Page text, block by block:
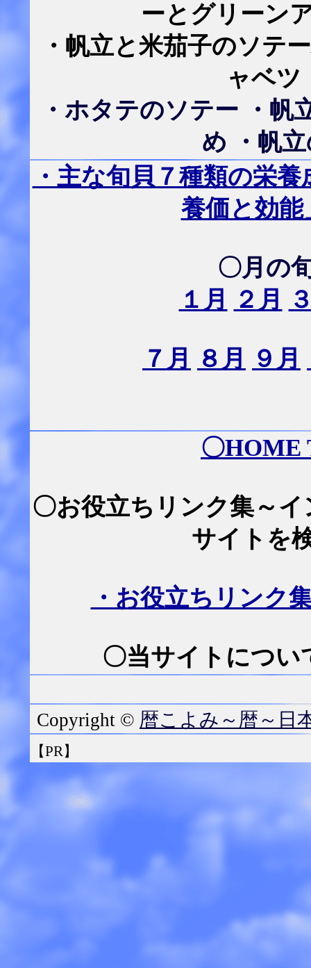
ーとグリーン
・帆立と米茄子のソテ
ャベツ
・ホタテのソテー ・
め ・帆
・主な旬貝７種類の栄養
養価と効
〇月の
１月
２月
７月 ８月 ９月
〇HOME
〇お役立ちリンク集～
サイトを
・お役立ちリンク
〇当サイトについ
Copyright © 暦こよみ～暦～日
【PR】